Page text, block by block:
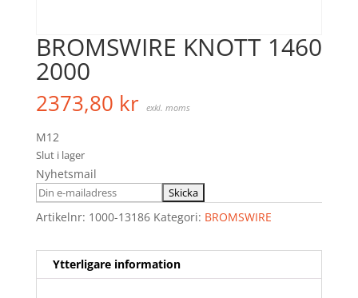
BROMSWIRE KNOTT 1460
2000
2373,80 kr exkl. moms
M12
Slut i lager
Nyhetsmail
Artikelnr: 1000-13186 Kategori: BROMSWIRE
Ytterligare information